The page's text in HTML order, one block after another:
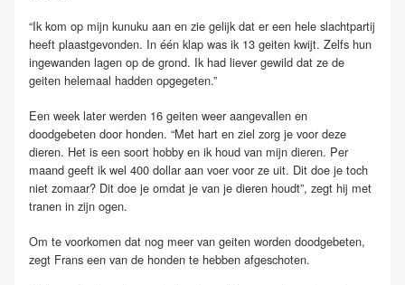
“Ik kom op mijn kunuku aan en zie gelijk dat er een hele slachtpartij
heeft plaastgevonden. In één klap was ik 13 geiten kwijt. Zelfs hun
ingewanden lagen op de grond. Ik had liever gewild dat ze de
geiten helemaal hadden opgegeten.”
Een week later werden 16 geiten weer aangevallen en
doodgebeten door honden. “Met hart en ziel zorg je voor deze
dieren. Het is een soort hobby en ik houd van mijn dieren. Per
maand geeft ik wel 400 dollar aan voer voor ze uit. Dit doe je toch
niet zomaar? Dit doe je omdat je van je dieren houdt”, zegt hij met
tranen in zijn ogen.
Om te voorkomen dat nog meer van geiten worden doodgebeten,
zegt Frans een van de honden te hebben afgeschoten.